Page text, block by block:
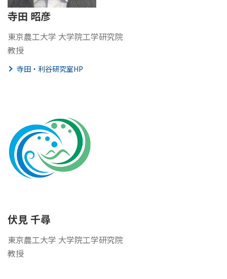
寺田 昭彦
東京農工大学 大学院工学研究院
教授
寺田・利谷研究室HP
伏見 千尋
東京農工大学 大学院工学研究院
教授